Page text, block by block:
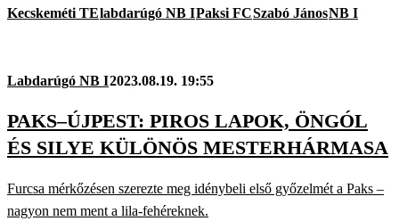
Kecskeméti TElabdarúgó NB IPaksi FCSzabó JánosNB I
Labdarúgó NB I2023.08.19. 19:55
PAKS–ÚJPEST: PIROS LAPOK, ÖNGÓL
ÉS SILYE KÜLÖNÖS MESTERHÁRMASA
Furcsa mérkőzésen szerezte meg idénybeli első győzelmét a Paks –
nagyon nem ment a lila-fehéreknek.